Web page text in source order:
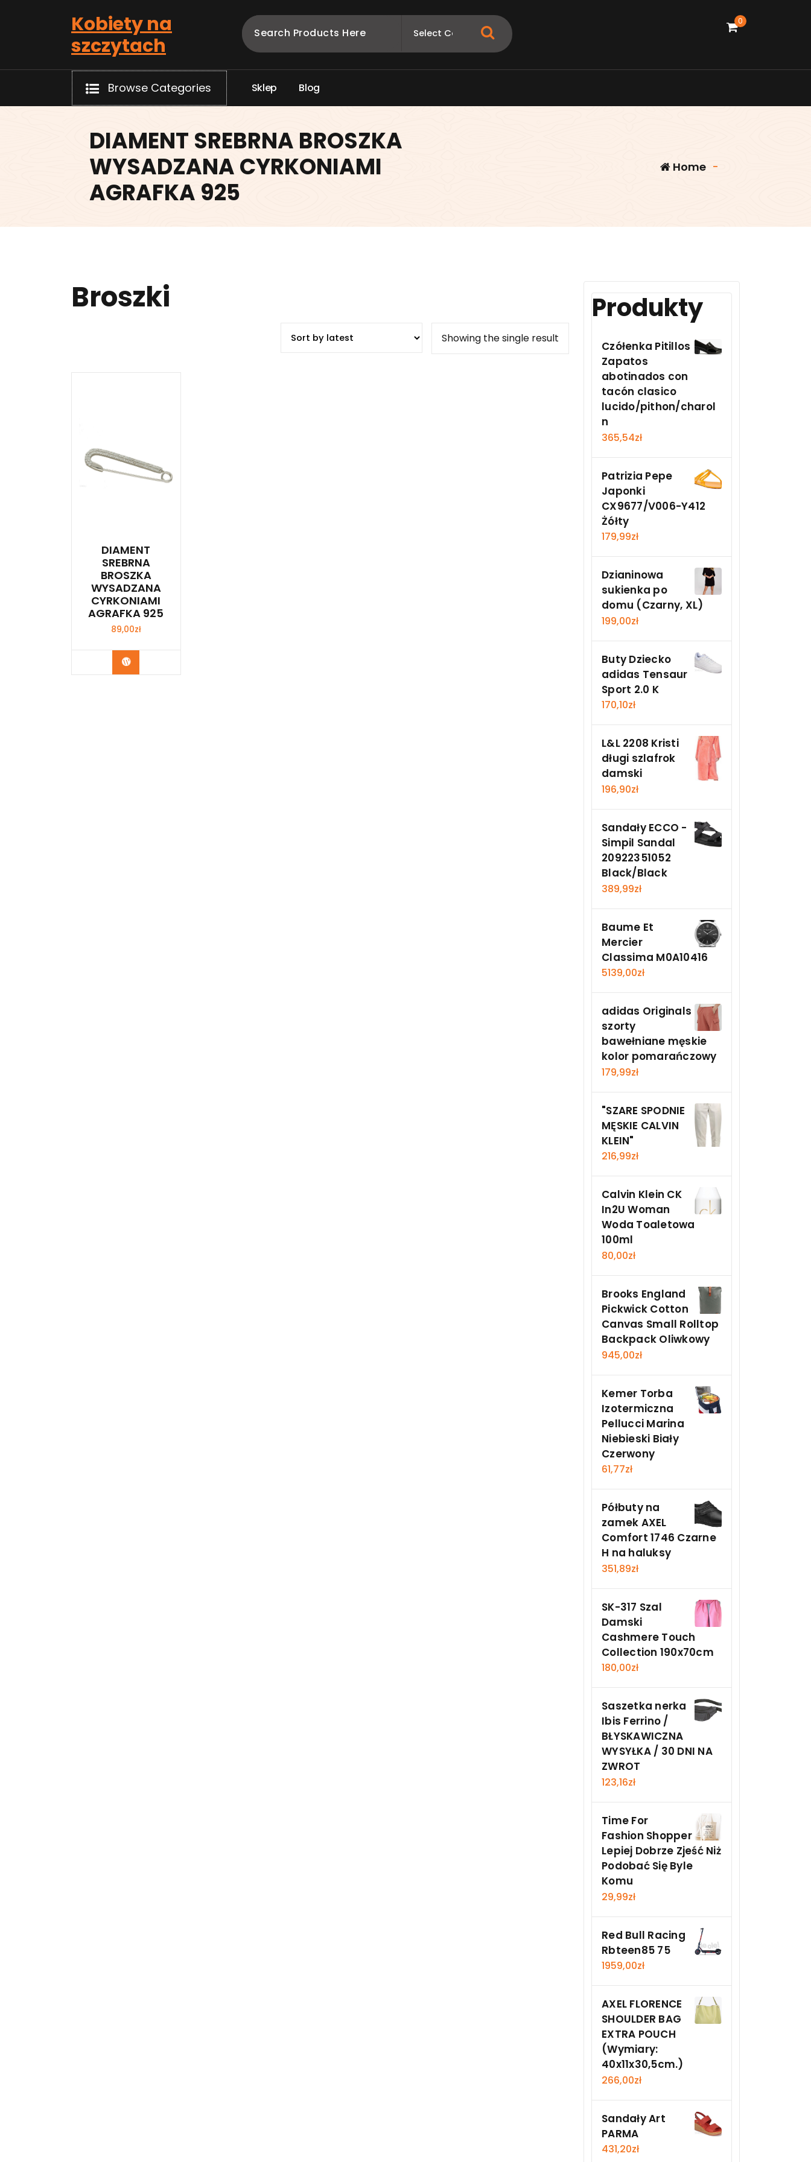
Kobiety na
szczytach
0
Browse Categories Sklep Blog
DIAMENT SREBRNA BROSZKA
WYSADZANA CYRKONIAMI
AGRAFKA 925
Home -
Broszki
Showing the single result
DIAMENT
SREBRNA
BROSZKA
WYSADZANA
CYRKONIAMI
AGRAFKA 925
89,00zł
Kup Teraz
Produkty
Czółenka Pitillos
Zapatos
abotinados con
tacón clasico
lucido/pithon/charol
n
365,54zł
Patrizia Pepe
Japonki
CX9677/V006-Y412
Żółty
179,99zł
Dzianinowa
sukienka po
domu (Czarny, XL)
199,00zł
Buty Dziecko
adidas Tensaur
Sport 2.0 K
170,10zł
L&L 2208 Kristi
długi szlafrok
damski
196,90zł
Sandały ECCO -
Simpil Sandal
20922351052
Black/Black
389,99zł
Baume Et
Mercier
Classima M0A10416
5139,00zł
adidas Originals
szorty
bawełniane męskie
kolor pomarańczowy
179,99zł
"SZARE SPODNIE
MĘSKIE CALVIN
KLEIN"
216,99zł
Calvin Klein CK
In2U Woman
Woda Toaletowa
100ml
80,00zł
Brooks England
Pickwick Cotton
Canvas Small Rolltop
Backpack Oliwkowy
945,00zł
Kemer Torba
Izotermiczna
Pellucci Marina
Niebieski Biały
Czerwony
61,77zł
Półbuty na
zamek AXEL
Comfort 1746 Czarne
H na haluksy
351,89zł
SK-317 Szal
Damski
Cashmere Touch
Collection 190x70cm
180,00zł
Saszetka nerka
Ibis Ferrino /
BŁYSKAWICZNA
WYSYŁKA / 30 DNI NA
ZWROT
123,16zł
Time For
Fashion Shopper
Lepiej Dobrze Zjeść Niż
Podobać Się Byle
Komu
29,99zł
Red Bull Racing
Rbteen85 75
1959,00zł
AXEL FLORENCE
SHOULDER BAG
EXTRA POUCH
(Wymiary:
40x11x30,5cm.)
266,00zł
Sandały Art
PARMA
431,20zł